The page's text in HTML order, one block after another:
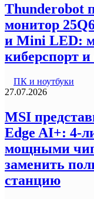
Thunderobot
монитор
и Mini LED:
киберспорт
ПК и ноутбуки
27.07.2026
MSI
Edge AI+: 4-
мощными
заменить
станцию